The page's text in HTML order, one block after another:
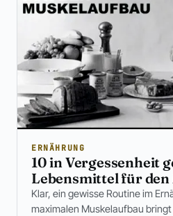
ERNÄHRUNG
10 in Vergessenheit
Lebensmittel für
Klar, ein gewisse Routine im
maximalen Muskelaufbau